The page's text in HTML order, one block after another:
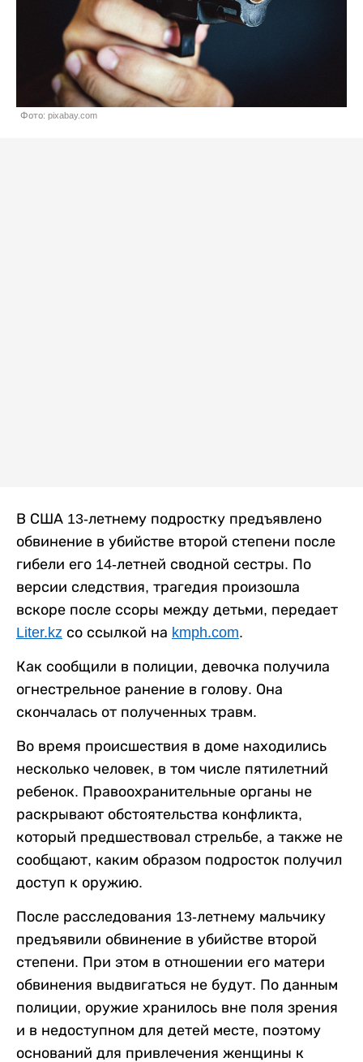
Фото: pixabay.com
В США 13-летнему подростку предъявлено
обвинение в убийстве второй степени после
гибели его 14-летней сводной сестры. По
версии следствия, трагедия произошла
вскоре после ссоры между детьми, передает
Liter.kz со ссылкой на kmph.com.
Как сообщили в полиции, девочка получила
огнестрельное ранение в голову. Она
скончалась от полученных травм.
Во время происшествия в доме находились
несколько человек, в том числе пятилетний
ребенок. Правоохранительные органы не
раскрывают обстоятельства конфликта,
который предшествовал стрельбе, а также не
сообщают, каким образом подросток получил
доступ к оружию.
После расследования 13-летнему мальчику
предъявили обвинение в убийстве второй
степени. При этом в отношении его матери
обвинения выдвигаться не будут. По данным
полиции, оружие хранилось вне поля зрения
и в недоступном для детей месте, поэтому
оснований для привлечения женщины к